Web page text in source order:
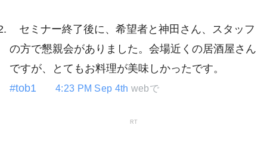
セミナー終了後に、希望者と神田さん、スタッフ
の方で懇親会がありました。会場近くの居酒屋さん
ですが、とてもお料理が美味しかったです。
#tob1
4:23 PM Sep 4th webで
RT